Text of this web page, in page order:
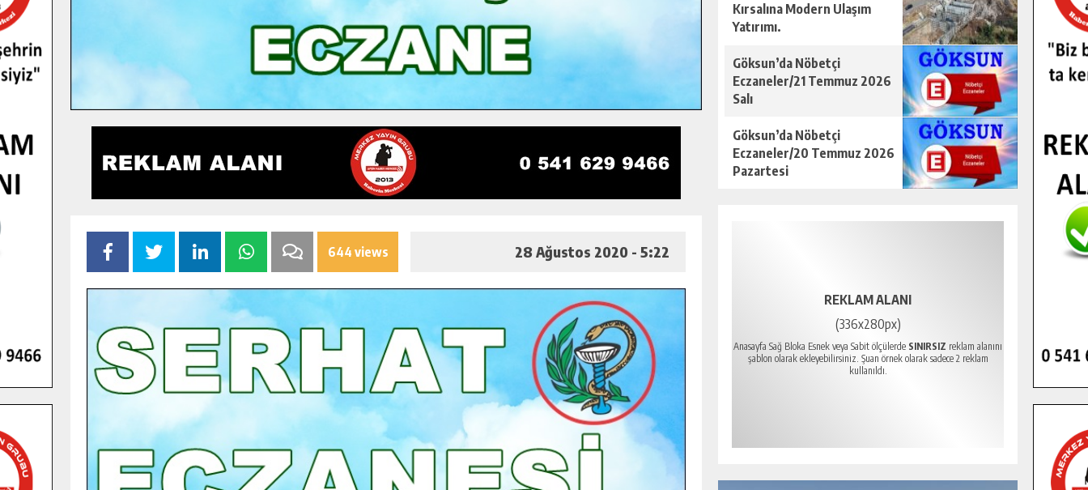
644 views 28 Ağustos 2020 - 5:22
Kırsalına Modern Ulaşım
Yatırımı.
Göksun’da Nöbetçi
Eczaneler/21 Temmuz 2026
Salı
Göksun’da Nöbetçi
Eczaneler/20 Temmuz 2026
Pazartesi
REKLAM ALANI
(336x280px)
Anasayfa Sağ Bloka Esnek veya Sabit ölçülerde SINIRSIZ reklam alanını
şablon olarak ekleyebilirsiniz. Şuan örnek olarak sadece 2 reklam
kullanıldı.